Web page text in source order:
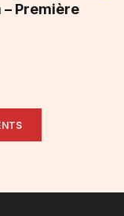
– Première